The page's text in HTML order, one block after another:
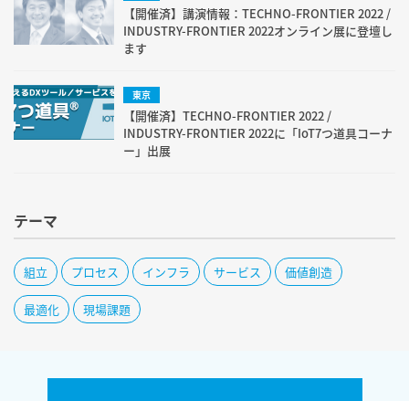
【開催済】講演情報：TECHNO-FRONTIER 2022 /
INDUSTRY-FRONTIER 2022オンライン展に登壇し
ます
東京
【開催済】TECHNO-FRONTIER 2022 /
INDUSTRY-FRONTIER 2022に「IoT7つ道具コーナ
ー」出展
テーマ
組立 プロセス インフラ サービス 価値創造
最適化 現場課題